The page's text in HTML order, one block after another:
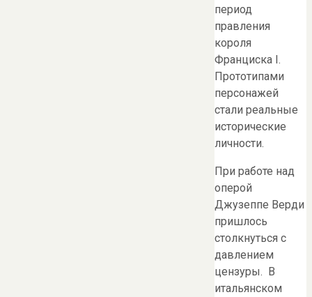
период
правления
короля
Франциска I.
Прототипами
персонажей
стали реальные
исторические
личности.
При работе над
оперой
Джузеппе Верди
пришлось
столкнуться с
давлением
цензуры. В
итальянском